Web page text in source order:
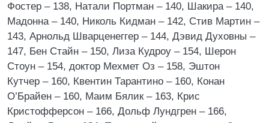
Фостер – 138, Натали Портман – 140, Шакира – 140,
Мадонна – 140, Николь Кидман – 142, Стив Мартин –
143, Арнольд Шварценеггер – 144, Дэвид Духовны –
147, Бен Стайн – 150, Лиза Кудроу – 154, Шерон
Стоун – 154, доктор Мехмет Оз – 158, Эштон
Кутчер – 160, Квентин Тарантино – 160, Конан
О’Брайен – 160, Маим Бялик – 163, Крис
Кристофферсон – 166, Дольф Лундгрен – 166,